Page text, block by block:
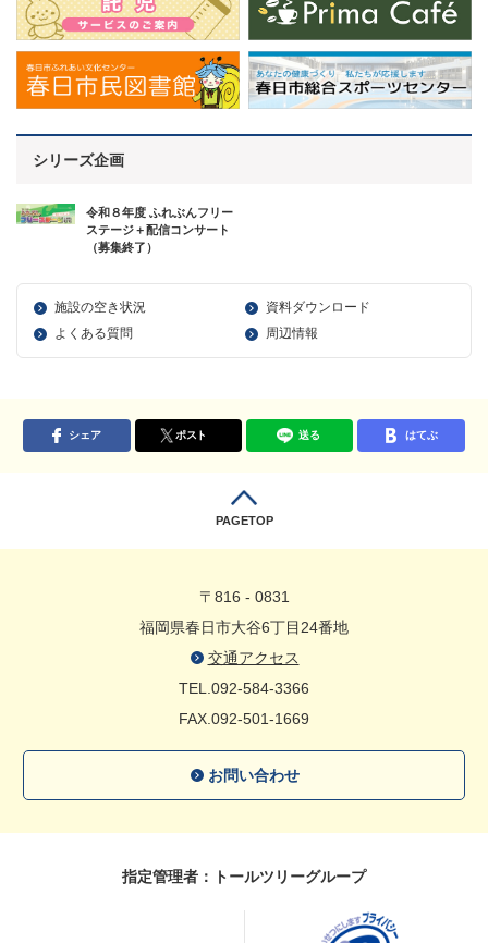
シリーズ企画
令和８年度 ふれぶんフリー
ステージ＋配信コンサート
（募集終了）
施設の空き状況
資料ダウンロード
よくある質問
周辺情報
シェア ポスト 送る はてぶ
PAGETOP
〒816 - 0831
福岡県春日市大谷6丁目24番地
交通アクセス
TEL.092-584-3366
FAX.092-501-1669
お問い合わせ
指定管理者：トールツリーグループ